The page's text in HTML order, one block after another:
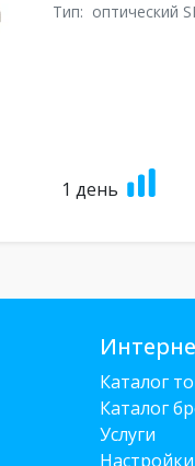
Тип: оптический
1 день
Каталог
Каталог
Услуги
Настройки